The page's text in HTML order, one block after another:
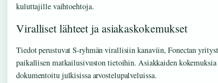
kuluttajille vaihtoehtoja.
Viralliset lähteet ja asiakaskokemukset
Tiedot perustuvat S-ryhmän virallisiin kanaviin, Fonectan
paikallisen matkailusivuston tietoihin. Asiakkaiden
dokumentoitu julkisissa arvostelupalveluissa.